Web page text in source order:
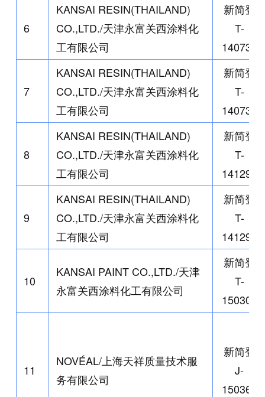
6
KANSAI RESIN(THAILAND)
CO.,LTD./天津永富关西涂料化
工有限公司
新简登
T-
140738
7
KANSAI RESIN(THAILAND)
CO.,LTD./天津永富关西涂料化
工有限公司
新简登
T-
140739
8
KANSAI RESIN(THAILAND)
CO.,LTD./天津永富关西涂料化
工有限公司
新简登
T-
141296
9
KANSAI RESIN(THAILAND)
CO.,LTD./天津永富关西涂料化
工有限公司
新简登
T-
141297
10
KANSAI PAINT CO.,LTD./天津
永富关西涂料化工有限公司
新简登
T-
150307
11
NOVÉAL/上海天祥质量技术服
务有限公司
新简登
J-
150366